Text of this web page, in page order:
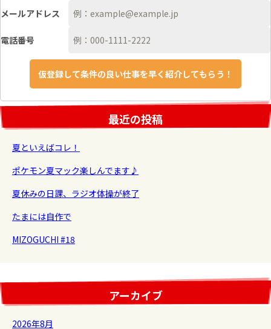
メールアドレス
電話番号
最近の投稿
夏といえばコレ！
ポケモン夏マック楽しんでます♪
夏休みの日課、ラジオ体操が終了
たまには自作で
MIZOGUCHI #18
アーカイブ
2026年8月